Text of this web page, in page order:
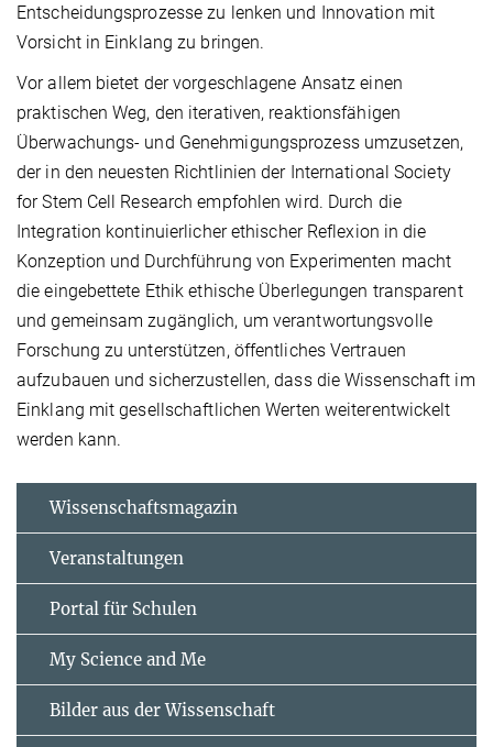
Entscheidungsprozesse zu lenken und Innovation mit
Vorsicht in Einklang zu bringen.
Vor allem bietet der vorgeschlagene Ansatz einen
praktischen Weg, den iterativen, reaktionsfähigen
Überwachungs- und Genehmigungsprozess umzusetzen,
der in den neuesten Richtlinien der International Society
for Stem Cell Research empfohlen wird. Durch die
Integration kontinuierlicher ethischer Reflexion in die
Konzeption und Durchführung von Experimenten macht
die eingebettete Ethik ethische Überlegungen transparent
und gemeinsam zugänglich, um verantwortungsvolle
Forschung zu unterstützen, öffentliches Vertrauen
aufzubauen und sicherzustellen, dass die Wissenschaft im
Einklang mit gesellschaftlichen Werten weiterentwickelt
werden kann.
Wissenschaftsmagazin
Veranstaltungen
Portal für Schulen
My Science and Me
Bilder aus der Wissenschaft